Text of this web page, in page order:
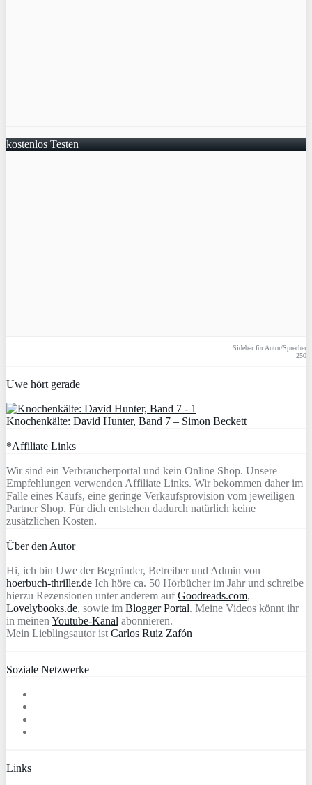
kostenlos Testen
Sidebar für Autor/Sprecher
250
Uwe hört gerade
Knochenkälte: David Hunter, Band 7 – Simon Beckett
*Affiliate Links
Wir sind ein Verbraucherportal und kein Online Shop. Unsere
Empfehlungen verwenden Affiliate Links. Wir bekommen daher im
Falle eines Kaufs, eine geringe Verkaufsprovision vom jeweiligen
Partner Shop. Für dich entstehen dadurch natürlich keine
zusätzlichen Kosten.
Über den Autor
Hi, ich bin Uwe der Begründer, Betreiber und Admin von
hoerbuch-thriller.de Ich höre ca. 50 Hörbücher im Jahr und schreibe
hierzu Rezensionen unter anderem aufGoodreads.com,
Lovelybooks.de, sowie im Blogger Portal. Meine Videos könnt ihr
in meinen Youtube-Kanal abonnieren.
Mein Lieblingsautor ist Carlos Ruiz Zafón
Soziale Netzwerke
Links